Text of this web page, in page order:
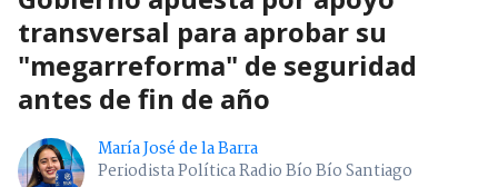
transversal para aprobar su
"megarreforma" de seguridad
antes de fin de año
María José de la Barra
Periodista Política Radio Bío Bío Santiago